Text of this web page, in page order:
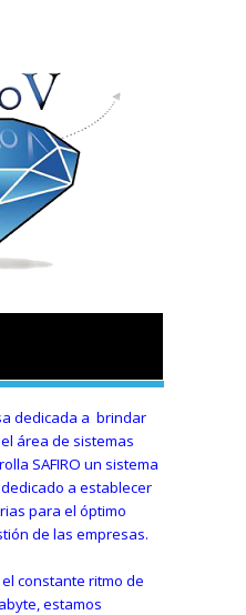
dedicada a brindar
área de sistemas
SAFIRO un sistema
a establecer
para el óptimo
de las empresas.
constante ritmo de
estamos